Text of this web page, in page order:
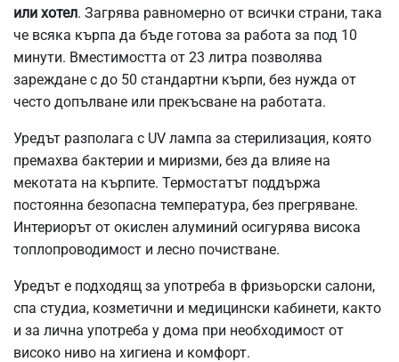
или хотел. Загрява равномерно от всички страни, така
че всяка кърпа да бъде готова за работа за под 10
минути. Вместимостта от 23 литра позволява
зареждане с до 50 стандартни кърпи, без нужда от
често допълване или прекъсване на работата.
Уредът разполага с UV лампа за стерилизация, която
премахва бактерии и миризми, без да влияе на
мекотата на кърпите. Термостатът поддържа
постоянна безопасна температура, без прегряване.
Интериорът от окислен алуминий осигурява висока
топлопроводимост и лесно почистване.
Уредът е подходящ за употреба в фризьорски салони,
спа студиа, козметични и медицински кабинети, както
и за лична употреба у дома при необходимост от
високо ниво на хигиена и комфорт.